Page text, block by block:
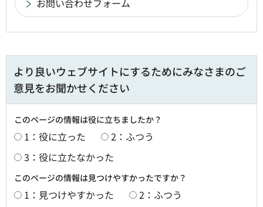
より良いウェブサイトにするためにみなさまのご
意見をお聞かせください
このページの情報は役に立ちましたか？
1：役に立った
2：ふつう
3：役に立たなかった
このページの情報は見つけやすかったですか？
1：見つけやすかった
2：ふつう